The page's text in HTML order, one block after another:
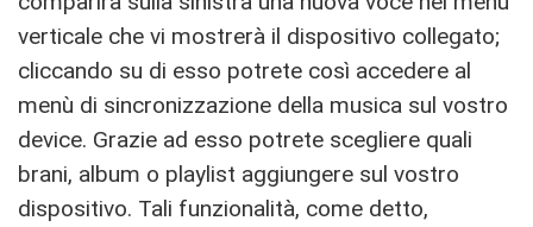
verticale che vi mostrerà il dispositivo collegato;
cliccando su di esso potrete così accedere al
menù di sincronizzazione della musica sul vostro
device. Grazie ad esso potrete scegliere quali
brani, album o playlist aggiungere sul vostro
dispositivo. Tali funzionalità, come detto,